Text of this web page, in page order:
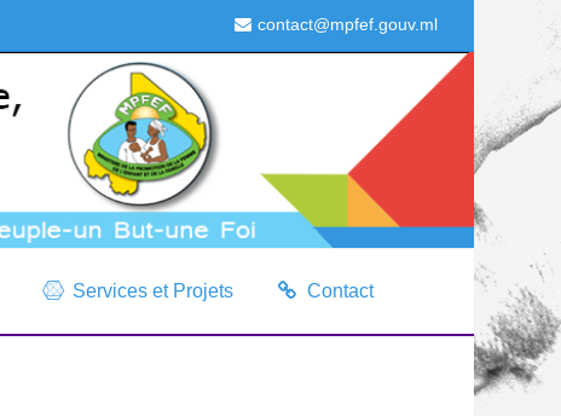
contact@mpfef.gouv.ml
Services et Projets Contact